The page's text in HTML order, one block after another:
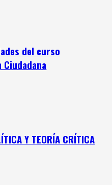
del curso
Y TEORÍA CRÍTICA